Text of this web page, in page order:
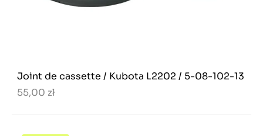
Joint de cassette / Kubota L2202 / 5-08-102-13
55,00 zł